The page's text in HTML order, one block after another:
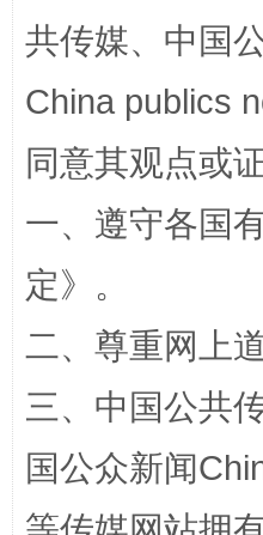
站台名比不上好声
共传媒、中国
China publics
同意其观点或
一、遵守各国
定》。
二、尊重网上
三、中国公共
国公众新闻